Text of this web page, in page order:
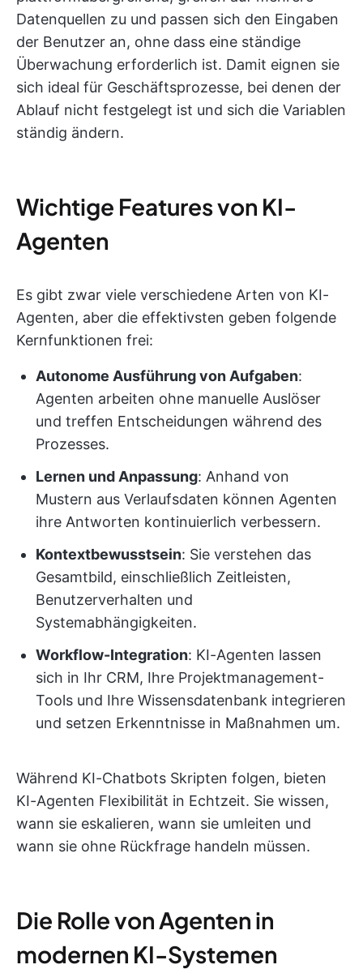
Datenquellen zu und passen sich den Eingaben
der Benutzer an, ohne dass eine ständige
Überwachung erforderlich ist. Damit eignen sie
sich ideal für Geschäftsprozesse, bei denen der
Ablauf nicht festgelegt ist und sich die Variablen
ständig ändern.
Wichtige Features von KI-
Agenten
Es gibt zwar viele verschiedene Arten von KI-
Agenten, aber die effektivsten geben folgende
Kernfunktionen frei:
Autonome Ausführung von Aufgaben:
Agenten arbeiten ohne manuelle Auslöser
und treffen Entscheidungen während des
Prozesses.
Lernen und Anpassung: Anhand von
Mustern aus Verlaufsdaten können Agenten
ihre Antworten kontinuierlich verbessern.
Kontextbewusstsein: Sie verstehen das
Gesamtbild, einschließlich Zeitleisten,
Benutzerverhalten und
Systemabhängigkeiten.
Workflow-Integration: KI-Agenten lassen
sich in Ihr CRM, Ihre Projektmanagement-
Tools und Ihre Wissensdatenbank integrieren
und setzen Erkenntnisse in Maßnahmen um.
Während KI-Chatbots Skripten folgen, bieten
KI-Agenten Flexibilität in Echtzeit. Sie wissen,
wann sie eskalieren, wann sie umleiten und
wann sie ohne Rückfrage handeln müssen.
Die Rolle von Agenten in
modernen KI-Systemen